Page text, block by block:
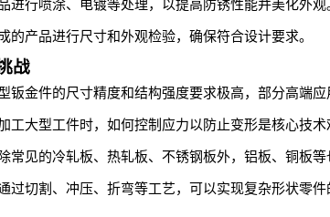
进行喷涂、电镀等处理，以提高防锈性能并美化外观
的产品进行尺寸和外观检验，确保符合设计要求。
战
钣金件的尺寸精度和结构强度要求极高，部分高端
工大型工件时，如何控制应力以防止变形是核心技
常见的冷轧板、热轧板、不锈钢板外，铝板、铜板等
过切割、冲压、折弯等工艺，可以实现复杂形状零件